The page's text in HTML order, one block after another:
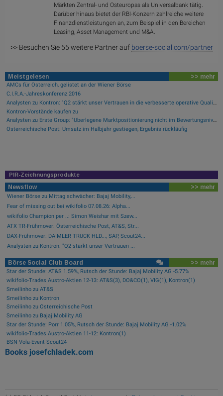
Märkten Zentral- und Osteuropas als Universalbank tätig.
Darüber hinaus bietet der RBI-Konzern zahlreiche weitere
Finanzdienstleistungen an, zum Beispiel in den Bereichen
Leasing, Asset Management und M&A.
>> Besuchen Sie 55 weitere Partner auf boerse-social.com/partner
Meistgelesen >> mehr
AMCs für Österreich, gelistet an der Wiener Börse
C.I.R.A.-Jahreskonferenz 2016
Analysten zu Kontron: "Q2 stärkt unser Vertrauen in die verbesserte operative Qualität"
Kontron-Vorstände kaufen zu
Analysten zu Erste Group: "Überlegene Marktpositionierung nicht im Bewertungsniveau reflektiert"
Österreichische Post: Umsatz im Halbjahr gestiegen, Ergebnis rückläufig
PIR-Zeichnungsprodukte
Newsflow >> mehr
Wiener Börse zu Mittag schwächer: Bajaj Mobility,...
Fear of missing out bei wikifolio 07.08.26: Alpha...
wikifolio Champion per ..: Simon Weishar mit Szew...
ATX TR-Frühmover: Österreichische Post, AT&S, Str...
DAX-Frühmover: DAIMLER TRUCK HLD..., SAP, Scout24...
Analysten zu Kontron: "Q2 stärkt unser Vertrauen ...
Börse Social Club Board >> mehr
Star der Stunde: AT&S 1.59%, Rutsch der Stunde: Bajaj Mobility AG -5.77%
wikifolio-Trades Austro-Aktien 12-13: AT&S(3), DO&CO(1), VIG(1), Kontron(1)
Smeilinho zu AT&S
Smeilinho zu Kontron
Smeilinho zu Österreichische Post
Smeilinho zu Bajaj Mobility AG
Star der Stunde: Porr 1.05%, Rutsch der Stunde: Bajaj Mobility AG -1.02%
wikifolio-Trades Austro-Aktien 11-12: Kontron(1)
BSN Vola-Event Scout24
Books josefchladek.com